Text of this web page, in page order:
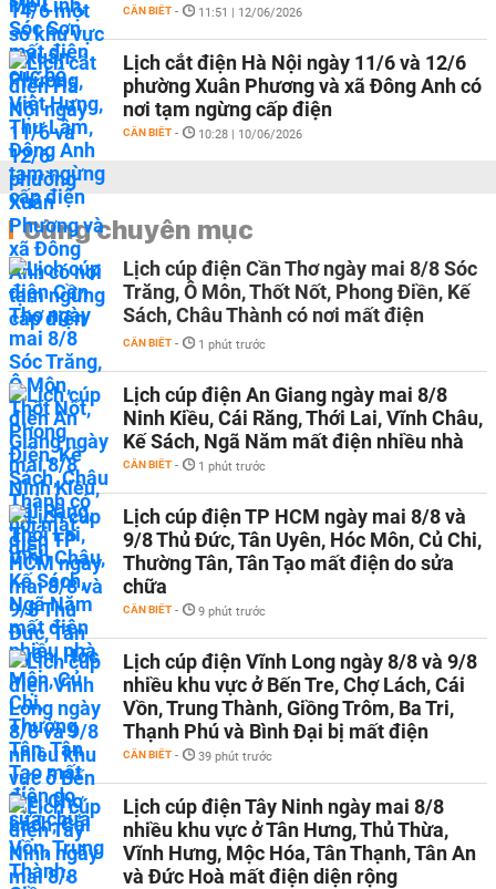
CẦN BIẾT - 11:51 | 12/06/2026
Lịch cắt điện Hà Nội ngày 11/6 và 12/6
phường Xuân Phương và xã Đông Anh có
nơi tạm ngừng cấp điện
CẦN BIẾT - 10:28 | 10/06/2026
Cùng chuyên mục
Lịch cúp điện Cần Thơ ngày mai 8/8 Sóc
Trăng, Ô Môn, Thốt Nốt, Phong Điền, Kế
Sách, Châu Thành có nơi mất điện
CẦN BIẾT - 1 phút trước
Lịch cúp điện An Giang ngày mai 8/8
Ninh Kiều, Cái Răng, Thới Lai, Vĩnh Châu,
Kế Sách, Ngã Năm mất điện nhiều nhà
CẦN BIẾT - 1 phút trước
Lịch cúp điện TP HCM ngày mai 8/8 và
9/8 Thủ Đức, Tân Uyên, Hóc Môn, Củ Chi,
Thường Tân, Tân Tạo mất điện do sửa
chữa
CẦN BIẾT - 9 phút trước
Lịch cúp điện Vĩnh Long ngày 8/8 và 9/8
nhiều khu vực ở Bến Tre, Chợ Lách, Cái
Vồn, Trung Thành, Giồng Trôm, Ba Tri,
Thạnh Phú và Bình Đại bị mất điện
CẦN BIẾT - 39 phút trước
Lịch cúp điện Tây Ninh ngày mai 8/8
nhiều khu vực ở Tân Hưng, Thủ Thừa,
Vĩnh Hưng, Mộc Hóa, Tân Thạnh, Tân An
và Đức Hoà mất điện diện rộng